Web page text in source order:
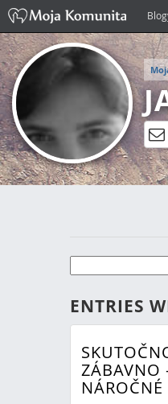
ENTRIES
ZÁBAVNO
NÁROČNÉ